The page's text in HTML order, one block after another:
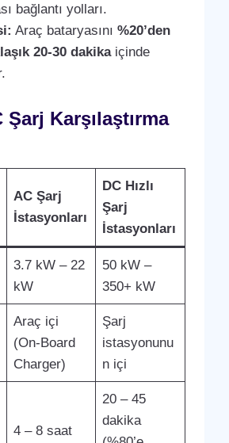
bağlantı yolları.
Araç bataryasını%20’den
20-30 dakikaiçinde
Şarj Karşılaştırma
AC Şarj
İstasyonları
DC Hızlı
Şarj
İstasyonları
3.7 kW – 22
kW
50 kW –
350+ kW
Araç içi
(On-Board
Charger)
Şarj
istasyonunu
n içi
4 – 8 saat
20 – 45
dakika